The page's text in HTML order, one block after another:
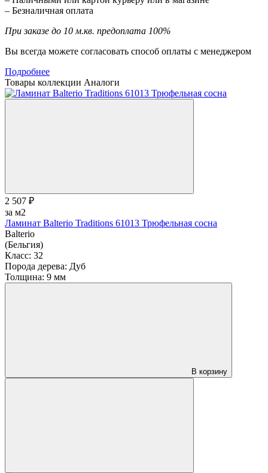
– Безналичная оплата
При заказе до 10 м.кв. предоплата 100%
Вы всегда можете согласовать способ оплаты с менеджером
Подробнее
Товары коллекции Аналоги
2 507 ₽
за м2
Ламинат Balterio Traditions 61013 Трюфельная сосна
Balterio
(Бельгия)
Класс: 32
Порода дерева: Дуб
Толщина: 9 мм
В корзину